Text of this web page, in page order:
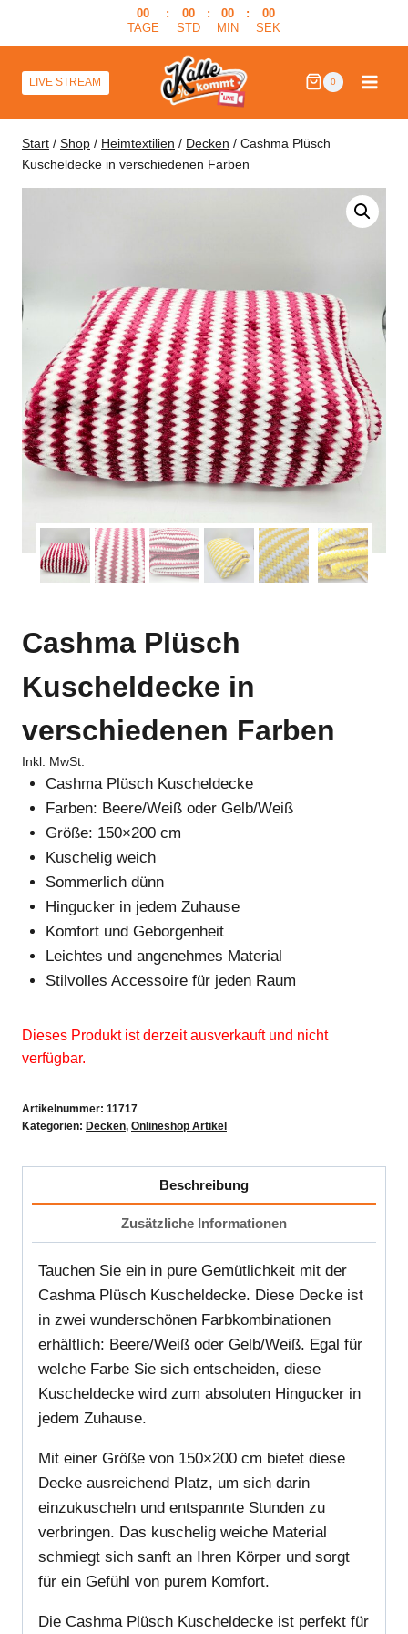
00
TAGE
:
00
STD
:
00
MIN
:
00
SEK
LIVE STREAM 0
Start / Shop / Heimtextilien / Decken / Cashma Plüsch
Kuscheldecke in verschiedenen Farben
Cashma Plüsch
Kuscheldecke in
verschiedenen Farben
Inkl. MwSt.
Cashma Plüsch Kuscheldecke
Farben: Beere/Weiß oder Gelb/Weiß
Größe: 150×200 cm
Kuschelig weich
Sommerlich dünn
Hingucker in jedem Zuhause
Komfort und Geborgenheit
Leichtes und angenehmes Material
Stilvolles Accessoire für jeden Raum
Dieses Produkt ist derzeit ausverkauft und nicht
verfügbar.
Artikelnummer: 11717
Kategorien: Decken, Onlineshop Artikel
Beschreibung
Zusätzliche Informationen
Tauchen Sie ein in pure Gemütlichkeit mit der
Cashma Plüsch Kuscheldecke. Diese Decke ist
in zwei wunderschönen Farbkombinationen
erhältlich: Beere/Weiß oder Gelb/Weiß. Egal für
welche Farbe Sie sich entscheiden, diese
Kuscheldecke wird zum absoluten Hingucker in
jedem Zuhause.
Mit einer Größe von 150×200 cm bietet diese
Decke ausreichend Platz, um sich darin
einzukuscheln und entspannte Stunden zu
verbringen. Das kuschelig weiche Material
schmiegt sich sanft an Ihren Körper und sorgt
für ein Gefühl von purem Komfort.
Die Cashma Plüsch Kuscheldecke ist perfekt für